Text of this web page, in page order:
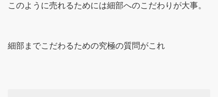
このように売れるためには細部へのこだわりが大事。
細部までこだわるための究極の質問がこれ